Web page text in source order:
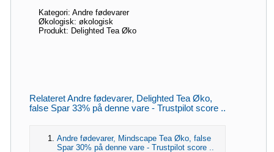
Kategori: Andre fødevarer
Økologisk: økologisk
Produkt: Delighted Tea Øko
Relateret Andre fødevarer, Delighted Tea Øko,
false Spar 33% på denne vare - Trustpilot score ..
Andre fødevarer, Mindscape Tea Øko, false
Spar 30% på denne vare - Trustpilot score ..